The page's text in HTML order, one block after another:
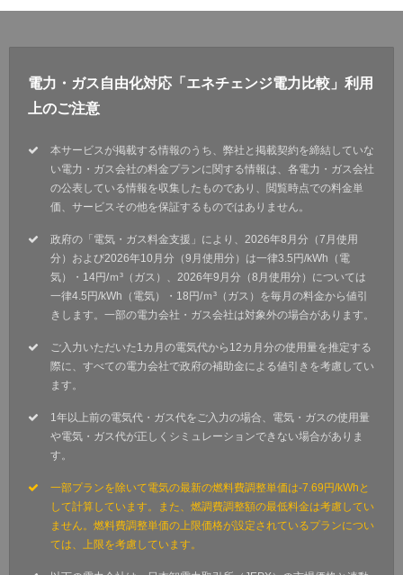
電力・ガス自由化対応「エネチェンジ電力比較」利用
上のご注意
本サービスが掲載する情報のうち、弊社と掲載契約を締結していな
い電力・ガス会社の料金プランに関する情報は、各電力・ガス会社
の公表している情報を収集したものであり、閲覧時点での料金単
価、サービスその他を保証するものではありません。
政府の「電気・ガス料金支援」により、2026年8月分（7月使用
分）および2026年10月分（9月使用分）は一律3.5円/kWh（電
気）・14円/ｍ³（ガス）、2026年9月分（8月使用分）については
一律4.5円/kWh（電気）・18円/ｍ³（ガス）を毎月の料金から値引
きします。一部の電力会社・ガス会社は対象外の場合があります。
ご入力いただいた1カ月の電気代から12カ月分の使用量を推定する
際に、すべての電力会社で政府の補助金による値引きを考慮してい
ます。
1年以上前の電気代・ガス代をご入力の場合、電気・ガスの使用量
や電気・ガス代が正しくシミュレーションできない場合がありま
す。
一部プランを除いて電気の最新の燃料費調整単価は-7.69円/kWhと
して計算しています。また、燃調費調整額の最低料金は考慮してい
ません。燃料費調整単価の上限価格が設定されているプランについ
ては、上限を考慮しています。